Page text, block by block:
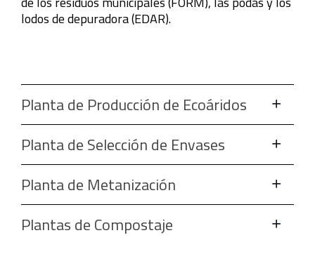
lodos de depuradora (EDAR).
Planta de Producción de Ecoáridos
Planta de Selección de Envases
Planta de Metanización
Plantas de Compostaje